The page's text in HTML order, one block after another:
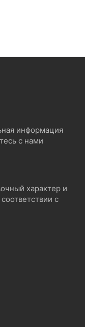
информация
с нами
характер и
с